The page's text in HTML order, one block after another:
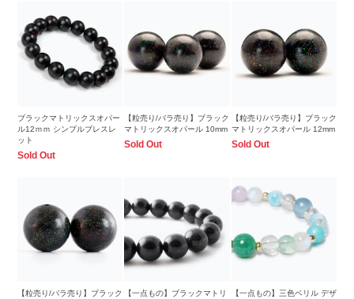
ブラックマトリックスオパー
ル12ｍｍ シンプルブレスレ
ット
Sold Out
【粒売り/バラ売り】ブラック
マトリックスオパール 10mm
Sold Out
【粒売り/バラ売り】ブラック
マトリックスオパール 12mm
Sold Out
【粒売り/バラ売り】ブラック 【一点もの】ブラックマトリ 【一点もの】三色ベリル デザ